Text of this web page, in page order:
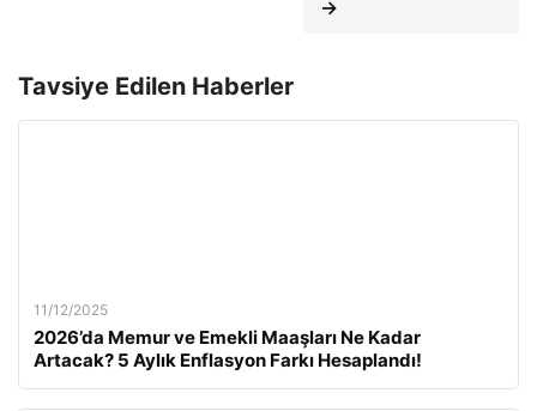
→
Tavsiye Edilen Haberler
11/12/2025
2026’da Memur ve Emekli Maaşları Ne Kadar
Artacak? 5 Aylık Enflasyon Farkı Hesaplandı!